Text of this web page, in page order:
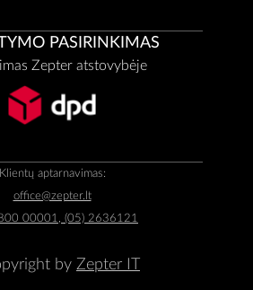
PASIRINKIMAS
Zepter atstovybėje
Klientų aptarnavimas:
office@zepter.lt
00001, (05) 2636121
by Zepter IT